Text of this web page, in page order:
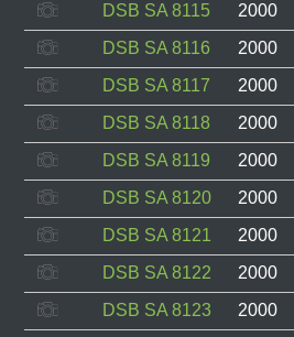
DSB SA 8115
2000
DSB SA 8116
2000
DSB SA 8117
2000
DSB SA 8118
2000
DSB SA 8119
2000
DSB SA 8120
2000
DSB SA 8121
2000
DSB SA 8122
2000
DSB SA 8123
2000